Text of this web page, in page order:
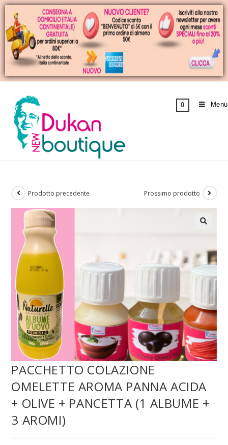
0 Menu
Prodotto precedente Prossimo prodotto
PACCHETTO COLAZIONE
OMELETTE AROMA PANNA ACIDA
+ OLIVE + PANCETTA (1 ALBUME +
3 AROMI)